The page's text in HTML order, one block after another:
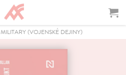
MILITARY (VOJENSKÉ DEJINY)